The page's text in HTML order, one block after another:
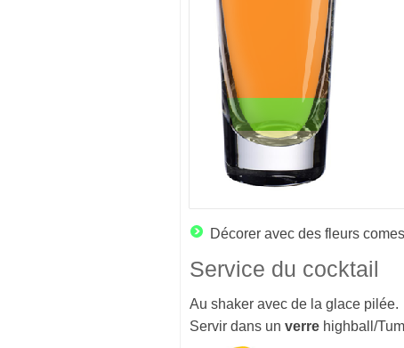
Décorer avec des fleurs
Service du cocktail
Au shaker avec de la glace pilée.
Servir dans un verre highball/